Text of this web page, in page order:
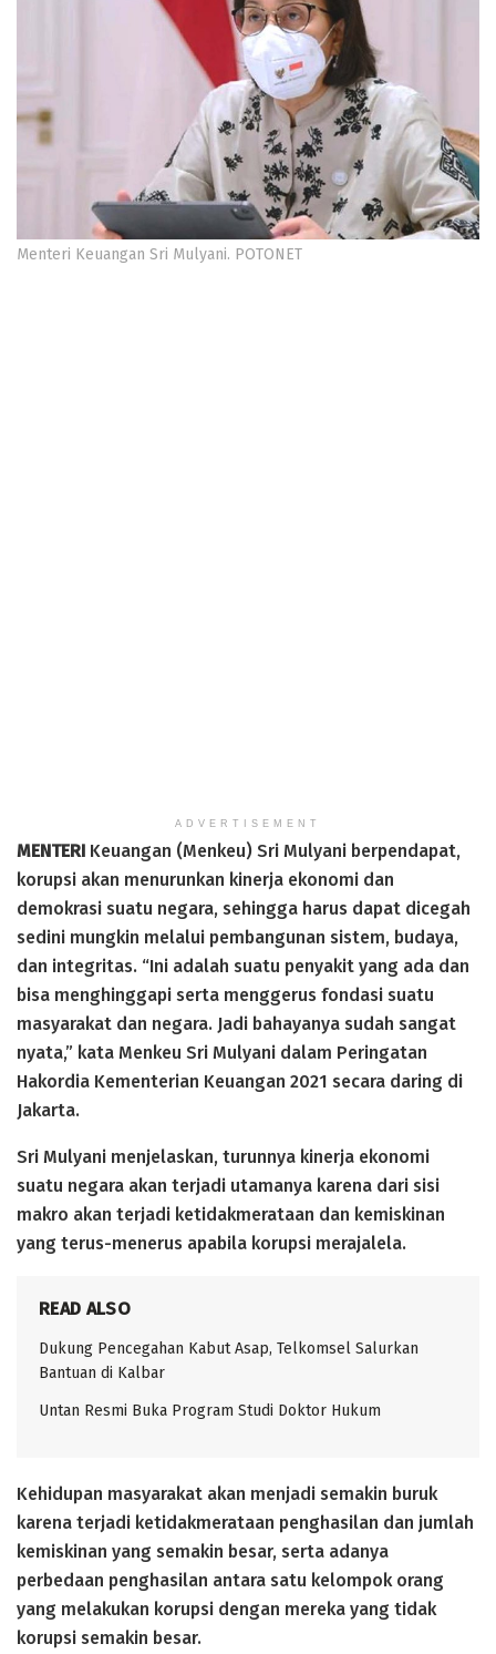
Menteri Keuangan Sri Mulyani. POTONET
ADVERTISEMENT
MENTERI Keuangan (Menkeu) Sri Mulyani berpendapat,
korupsi akan menurunkan kinerja ekonomi dan
demokrasi suatu negara, sehingga harus dapat dicegah
sedini mungkin melalui pembangunan sistem, budaya,
dan integritas. “Ini adalah suatu penyakit yang ada dan
bisa menghinggapi serta menggerus fondasi suatu
masyarakat dan negara. Jadi bahayanya sudah sangat
nyata,” kata Menkeu Sri Mulyani dalam Peringatan
Hakordia Kementerian Keuangan 2021 secara daring di
Jakarta.
Sri Mulyani menjelaskan, turunnya kinerja ekonomi
suatu negara akan terjadi utamanya karena dari sisi
makro akan terjadi ketidakmerataan dan kemiskinan
yang terus-menerus apabila korupsi merajalela.
READ ALSO
Dukung Pencegahan Kabut Asap, Telkomsel Salurkan
Bantuan di Kalbar
Untan Resmi Buka Program Studi Doktor Hukum
Kehidupan masyarakat akan menjadi semakin buruk
karena terjadi ketidakmerataan penghasilan dan jumlah
kemiskinan yang semakin besar, serta adanya
perbedaan penghasilan antara satu kelompok orang
yang melakukan korupsi dengan mereka yang tidak
korupsi semakin besar.